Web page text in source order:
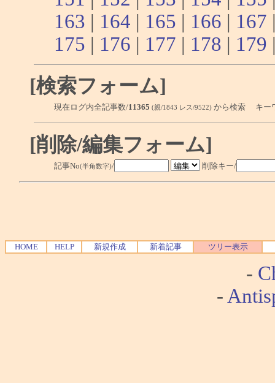
163 | 164 | 165 | 166 | 167
175 | 176 | 177 | 178 | 179
[検索フォーム]
現在ログ内全記事数/11365 (親/1843 レス/9522) から検索 キー
[削除/編集フォーム]
記事No(半角数字)/ 削除キー/
HOME HELP 新規作成 新着記事 ツリー表示
-
-